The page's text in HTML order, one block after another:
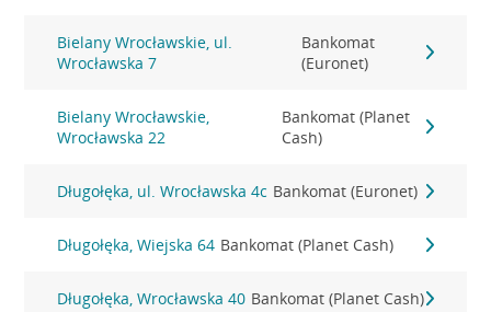
Bielany Wrocławskie, ul.
Wrocławska 7
Bankomat
(Euronet)
Bielany Wrocławskie,
Wrocławska 22
Bankomat (Planet
Cash)
Długołęka, ul. Wrocławska 4c Bankomat (Euronet)
Długołęka, Wiejska 64 Bankomat (Planet Cash)
Długołęka, Wrocławska 40 Bankomat (Planet Cash)